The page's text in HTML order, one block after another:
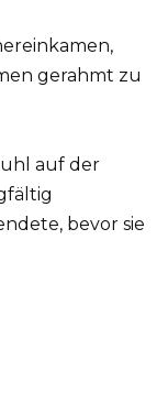
gerahmt zu
auf der
bevor sie